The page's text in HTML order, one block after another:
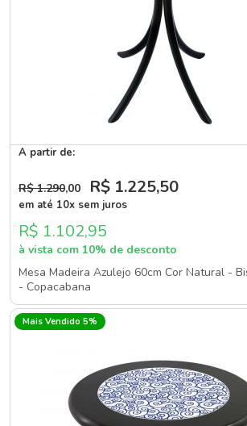
A partir de:
R$ 1.290,00 R$ 1.225,50
em até 10x sem juros
R$ 1.102,95
à vista com 10% de desconto
Mesa Madeira Azulejo 60cm Cor Natural -
- Copacabana
Mais Vendido 5%